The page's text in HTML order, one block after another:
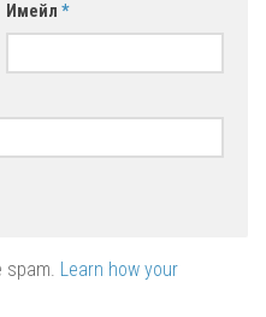
Имейл *
spam. Learn how your